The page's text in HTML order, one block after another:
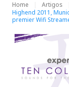
Home Artigos
Highend 2011,
premier Wifi